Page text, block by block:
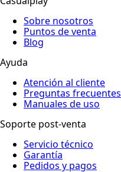
Sobre nosotros
Puntos de venta
Blog
Ayuda
Atención al cliente
Preguntas frecuentes
Manuales de uso
Soporte post-venta
Servicio técnico
Garantía
Pedidos y pagos